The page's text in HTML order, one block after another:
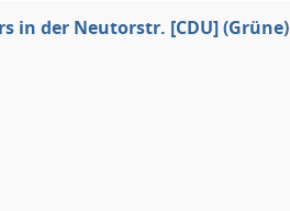
in der Neutorstr. [CDU] (Grüne)